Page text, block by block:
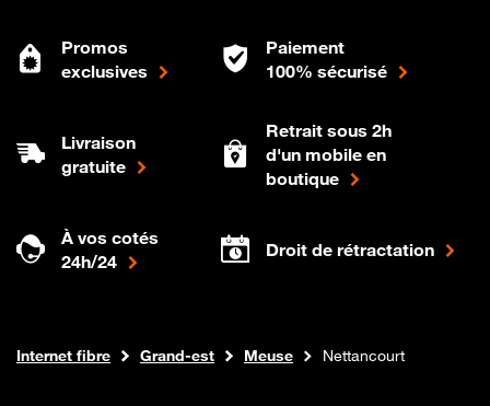
Promos
exclusives
Paiement
100% sécurisé
Livraison
gratuite
Retrait sous 2h
d'un mobile en
boutique
À vos cotés
24h/24
Droit de rétractation
Boutique Orange
Internet fibre Grand-est Meuse Nettancourt